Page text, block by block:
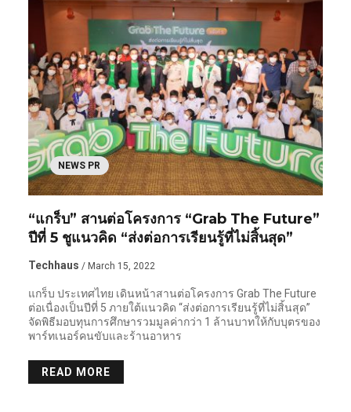
NEWS PR
“แกร็บ” สานต่อโครงการ “Grab The Future”
ปีที่ 5 ชูแนวคิด “ส่งต่อการเรียนรู้ที่ไม่สิ้นสุด”
Techhaus / March 15, 2022
แกร็บ ประเทศไทย เดินหน้าสานต่อโครงการ Grab The Future
ต่อเนื่องเป็นปีที่ 5 ภายใต้แนวคิด “ส่งต่อการเรียนรู้ที่ไม่สิ้นสุด”
จัดพิธีมอบทุนการศึกษารวมมูลค่ากว่า 1 ล้านบาทให้กับบุตรของ
พาร์ทเนอร์คนขับและร้านอาหาร
READ MORE